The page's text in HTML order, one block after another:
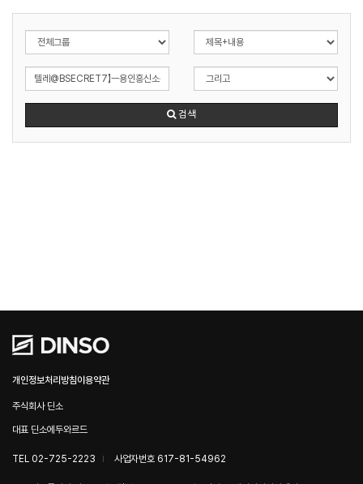
검색
개인정보처리방침이용약관
주식회사 딘소
대표 딘소에두와르드
TEL 02-725-2223 사업자번호 617-81-54962